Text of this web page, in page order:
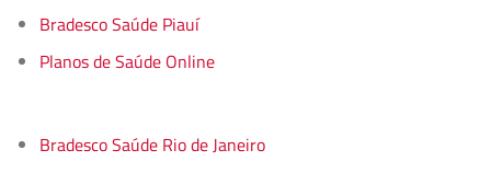
Bradesco Saúde Piauí
Planos de Saúde Online
Bradesco Saúde Rio de Janeiro